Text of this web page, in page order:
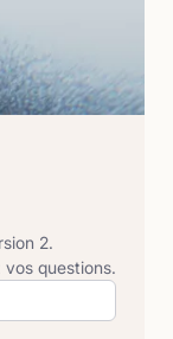
2.
questions.